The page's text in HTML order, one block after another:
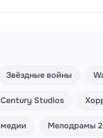
Звёздные войны
Studios
Мелодрамы